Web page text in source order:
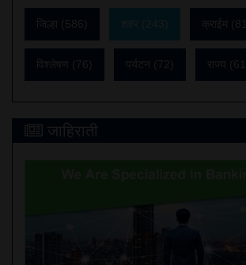
जिल्हा (586) क्राईम (81)
विश्लेषण (76) पर्यटन (72) राज्य (61)
जाहिराती